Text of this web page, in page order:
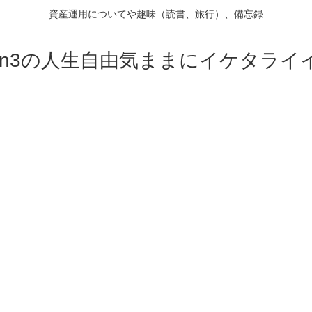
資産運用についてや趣味（読書、旅行）、備忘録
の人生自由気ままにイケタライ